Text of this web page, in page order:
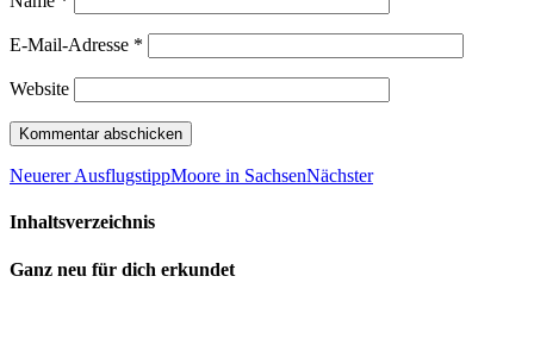
E-Mail-Adresse *
Website
Neuerer AusflugstippMoore in SachsenNächster
Inhaltsverzeichnis
Ganz neu für dich erkundet